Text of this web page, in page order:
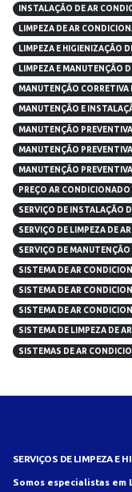
INSTALAÇÃO DE AR
LIMPEZA DE AR
LIMPEZA E HIGIENIZAÇÃO
LIMPEZA E MANUTENÇÃO
MANUTENÇÃO
MANUTENÇÃO E
MANUTENÇÃO
MANUTENÇÃO
MANUTENÇÃO
PREÇO AR CONDICIONADO
SERVIÇO DE INSTALAÇÃO
SERVIÇO DE LIMPEZA DE
SERVIÇO DE
SISTEMA DE AR
SISTEMA DE AR
SISTEMA DE AR
SISTEMA DE LIMPEZA DE
SISTEMAS DE AR
SERVIÇOS DE LIMPEZA E
Somos especialistas em